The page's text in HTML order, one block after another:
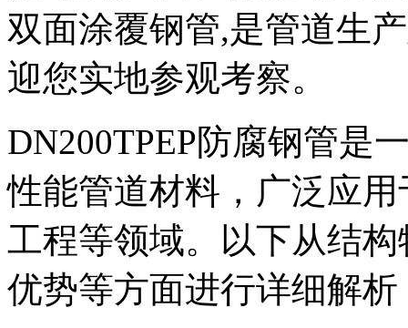
双面涂覆钢管,是管道生
迎您实地参观考察。
DN200TPEP防腐钢管是
性能管道材料，广泛应
工程等领域。以下从结
优势等方面进行详细解析